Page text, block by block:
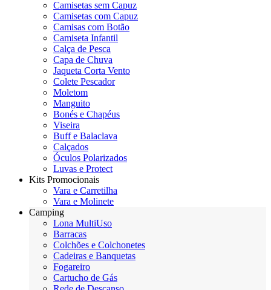
Camisetas sem Capuz
Camisetas com Capuz
Camisas com Botão
Camiseta Infantil
Calça de Pesca
Capa de Chuva
Jaqueta Corta Vento
Colete Pescador
Moletom
Manguito
Bonés e Chapéus
Viseira
Buff e Balaclava
Calçados
Óculos Polarizados
Luvas e Protect
Kits Promocionais
Vara e Carretilha
Vara e Molinete
Camping
Lona MultiUso
Barracas
Colchões e Colchonetes
Cadeiras e Banquetas
Fogareiro
Cartucho de Gás